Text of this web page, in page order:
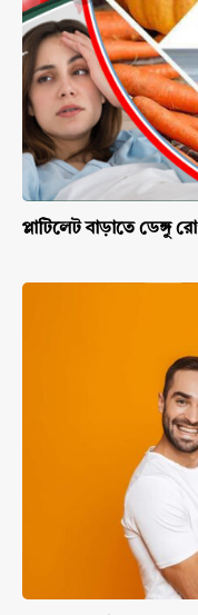
প্লাটিলেট বাড়াতে ডেঙ্গু